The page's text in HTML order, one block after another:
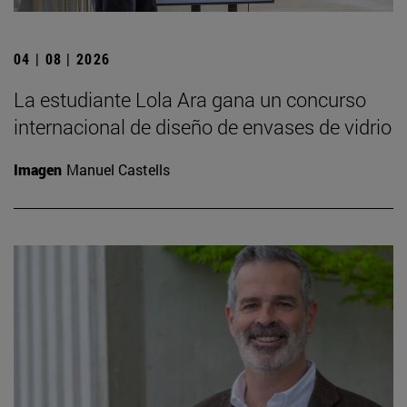
04 | 08 | 2026
La estudiante Lola Ara gana un concurso
internacional de diseño de envases de vidrio
Imagen Manuel Castells